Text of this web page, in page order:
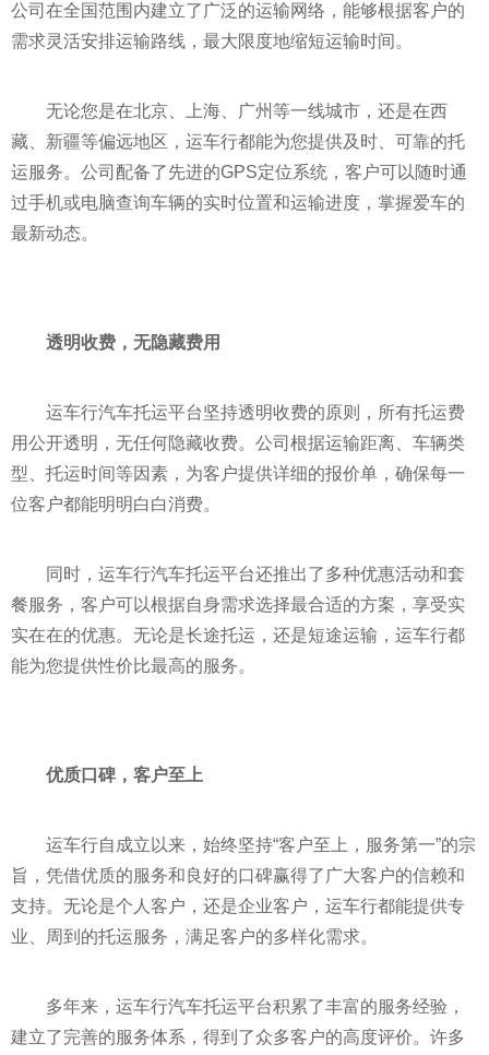
公司在全国范围内建立了广泛的运输网络，能够根据客户的
需求灵活安排运输路线，最大限度地缩短运输时间。
无论您是在北京、上海、广州等一线城市，还是在西
藏、新疆等偏远地区，运车行都能为您提供及时、可靠的托
运服务。公司配备了先进的GPS定位系统，客户可以随时通
过手机或电脑查询车辆的实时位置和运输进度，掌握爱车的
最新动态。
透明收费，无隐藏费用
运车行汽车托运平台坚持透明收费的原则，所有托运费
用公开透明，无任何隐藏收费。公司根据运输距离、车辆类
型、托运时间等因素，为客户提供详细的报价单，确保每一
位客户都能明明白白消费。
同时，运车行汽车托运平台还推出了多种优惠活动和套
餐服务，客户可以根据自身需求选择最合适的方案，享受实
实在在的优惠。无论是长途托运，还是短途运输，运车行都
能为您提供性价比最高的服务。
优质口碑，客户至上
运车行自成立以来，始终坚持“客户至上，服务第一”的宗
旨，凭借优质的服务和良好的口碑赢得了广大客户的信赖和
支持。无论是个人客户，还是企业客户，运车行都能提供专
业、周到的托运服务，满足客户的多样化需求。
多年来，运车行汽车托运平台积累了丰富的服务经验，
建立了完善的服务体系，得到了众多客户的高度评价。许多